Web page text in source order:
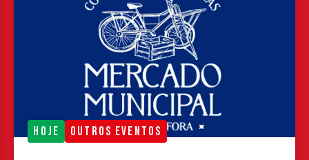
HOJE OUTROS EVENTOS